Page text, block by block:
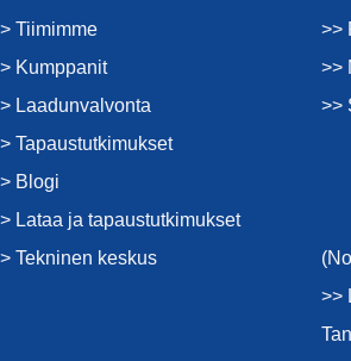
Tiimimme
Kumppanit
Laadunvalvonta
Tapaustutkimukset
Blogi
Lataa ja tapaustutkimukset
Tekninen keskus
>>
>>
>>
>>